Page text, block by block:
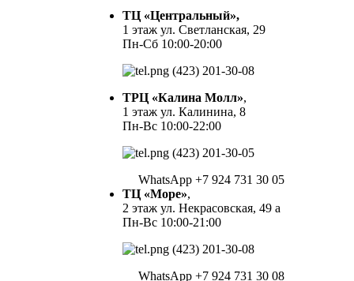
ТЦ «Центральный»,
1 этаж ул. Светланская, 29
Пн-Сб 10:00-20:00
(423) 201-30-08
ТРЦ «Калина Молл»,
1 этаж ул. Калинина, 8
Пн-Вс 10:00-22:00
(423) 201-30-05
WhatsApp +7 924 731 30 05
ТЦ «Море»,
2 этаж ул. Некрасовская, 49 а
Пн-Вс 10:00-21:00
(423) 201-30-08
WhatsApp +7 924 731 30 08